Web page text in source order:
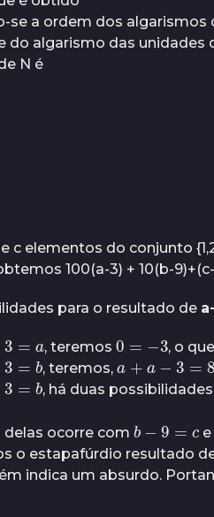
se a ordem dos algarismos
do algarismo das unidades
N é
c elementos do conjunto
100(a-3) + 10(b-
para o resultado de
3
, teremos
0 3
, o
3
, teremos,
a− 3=8
3
, há duas
delas ocorre com
−9
o estapafúrdio resultado
indica um absurdo.